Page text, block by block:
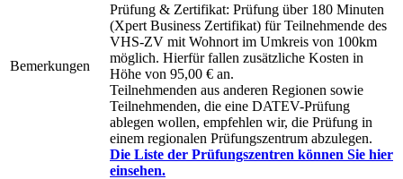
Bemerkungen
Prüfung & Zertifikat: Prüfung über 180 Minuten
(Xpert Business Zertifikat) für Teilnehmende des
VHS-ZV mit Wohnort im Umkreis von 100km
möglich. Hierfür fallen zusätzliche Kosten in
Höhe von 95,00 € an.
Teilnehmenden aus anderen Regionen sowie
Teilnehmenden, die eine DATEV-Prüfung
ablegen wollen, empfehlen wir, die Prüfung in
einem regionalen Prüfungszentrum abzulegen.
Die Liste der Prüfungszentren können Sie hier
einsehen.